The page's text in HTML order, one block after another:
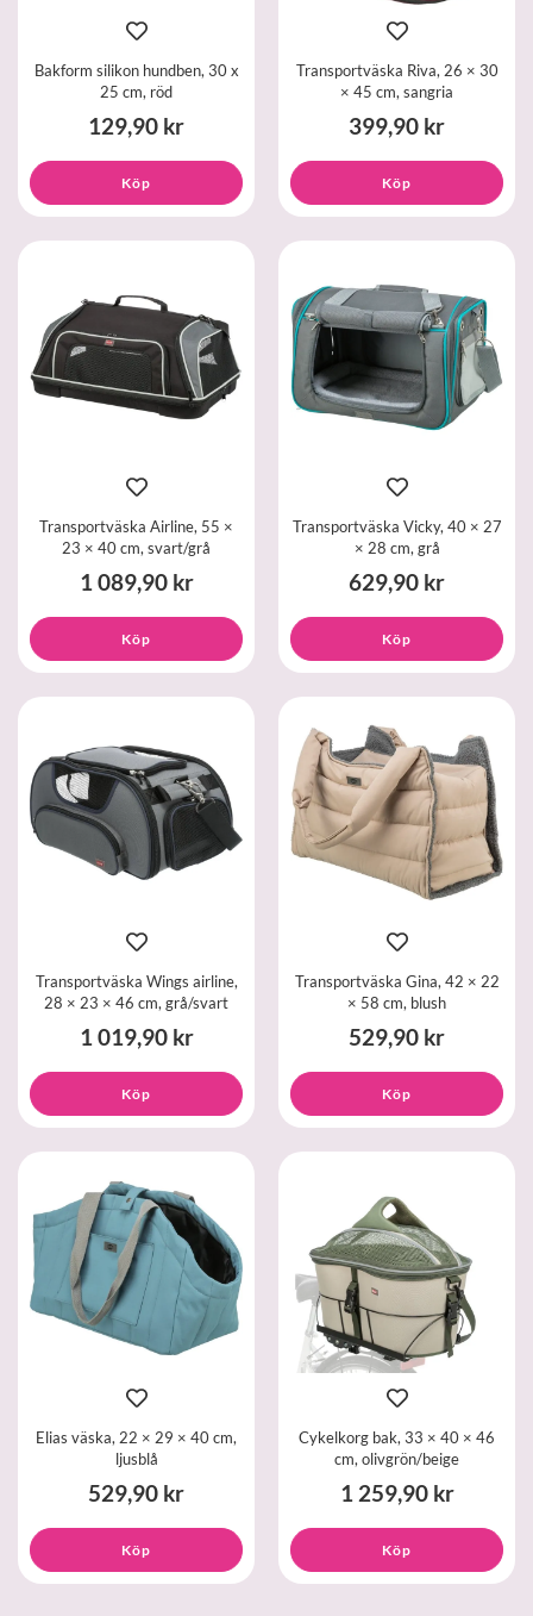
Bakform silikon hundben, 30 x
25 cm, röd
129,90 kr
Köp
Transportväska Riva, 26 × 30
× 45 cm, sangria
399,90 kr
Köp
Transportväska Airline, 55 ×
23 × 40 cm, svart/grå
1 089,90 kr
Köp
Transportväska Vicky, 40 × 27
× 28 cm, grå
629,90 kr
Köp
Transportväska Wings airline,
28 × 23 × 46 cm, grå/svart
1 019,90 kr
Köp
Transportväska Gina, 42 × 22
× 58 cm, blush
529,90 kr
Köp
Elias väska, 22 × 29 × 40 cm,
ljusblå
529,90 kr
Köp
Cykelkorg bak, 33 × 40 × 46
cm, olivgrön/beige
1 259,90 kr
Köp